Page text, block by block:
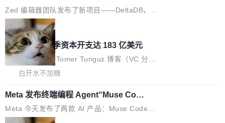
库的竞争和爆炸半径问题在设计层面就被消除
了。 闲置的 cell 会休眠到几乎不占资源。当 cel
l 迁移或唤醒时，新宿主从 S3 恢复 SQLite 数据
库继续执行。存储库是持久化的唯一真相...
Fold8 / Z Flip8）外，其余要么是中低端机器，
例如iQOO Z11i、REDMI Note 17、REDMI No
te 17 Pro、OPPO K15，要么是vivo X300 E这
样的次旗舰。 Galaxy Z Fold8 Ultra / Z Fold8 /
Z Flip8三款折叠屏新机均在7月22日发布，且全
部搭载骁龙8 Elite Gen5 for Galaxy，它们本该
之间所有操作的版本控制系统
Zed 编辑器团队发布了新项目——DeltaDB，一
个在 git commit 之间记录每一次编辑操作的版
本控制系统。目前处于 Early Access 阶段。 De
ltaDB 的核心思路直接写在 landing page 最显
眼的位置：「Software is made between com
mits」——软件是在 commit 之间写出来的。git
——打字、删改、试错、agent 对话——都在 co
mmit 之间的空隙里丢失了。 DeltaDB 要做的就
是把这段空隙补上。 回退到任何一次编辑：Delt
局
SpaceXAI 单季资本开支达 183 亿美元
根据风险投资人Tomer Tunguz 博客（VC 分
析）披露的最新分析与第二季度业绩报告，Spac
元。其中，绝大部分资金被直接用于 AI 领域，
金额高达158.3亿美元，这一单项投入已经逼近
微软同期总资本开支的四成。 与亚马逊、Alpha
白开水不加糖
Meta 发布终端编程 Agent“Muse Cod
e” 和 Muse Spark 1.2 模型
Meta 今天发布了两款 AI 产品：Muse Code，
一个在终端里运行的编程 agent；Muse Spark